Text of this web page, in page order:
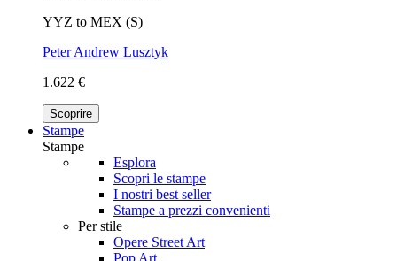
YYZ to MEX (S)
Peter Andrew Lusztyk
1.622 €
Scoprire
Stampe
Stampe
Esplora
Scopri le stampe
I nostri best seller
Stampe a prezzi convenienti
Per stile
Opere Street Art
Pop Art